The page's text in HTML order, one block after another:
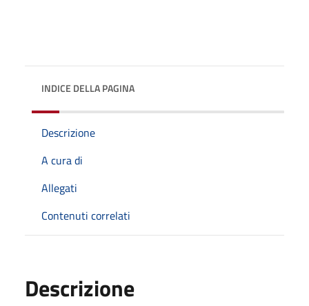
INDICE DELLA PAGINA
Descrizione
A cura di
Allegati
Contenuti correlati
Descrizione